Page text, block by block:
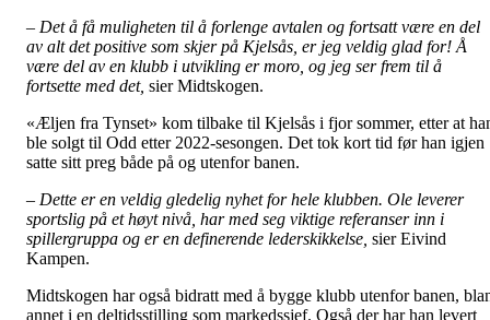
– Det å få muligheten til å forlenge avtalen og fortsatt være en del
av alt det positive som skjer på Kjelsås, er jeg veldig glad for! Å
være del av en klubb i utvikling er moro, og jeg ser frem til å
fortsette med det, sier Midtskogen.
«Æljen fra Tynset» kom tilbake til Kjelsås i fjor sommer, etter at
ble solgt til Odd etter 2022-sesongen. Det tok kort tid før han igjen
satte sitt preg både på og utenfor banen.
– Dette er en veldig gledelig nyhet for hele klubben. Ole leverer
sportslig på et høyt nivå, har med seg viktige referanser inn i
spillergruppa og er en definerende lederskikkelse, sier Eivind
Kampen.
Midtskogen har også bidratt med å bygge klubb utenfor banen,
annet i en deltidsstilling som markedssjef. Også der har han levert